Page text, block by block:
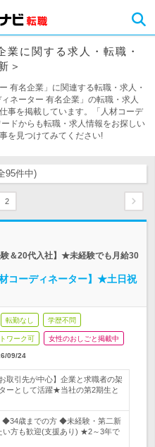
業に関する求人・転職・
＞
有名企業」に関連する転職・求人・
ネーター 有名企業」の転職・求人
事を掲載しています。「人材コーデ
ドからも転職・求人情報をお探しい
を見つけてみてください!
95件中)
2
＆20代入社】★未経験でも月給30
コーディネーター】★土日祝
転勤なし 学歴不問
ワーク可 女性のおしごと掲載中
09/24
取引先が中心】企業と求職者の架
ーとして活躍★当社の第2期生と
◆34歳までの方 ◆未経験・第二新
方も歓迎(支援あり) ★2～3年で